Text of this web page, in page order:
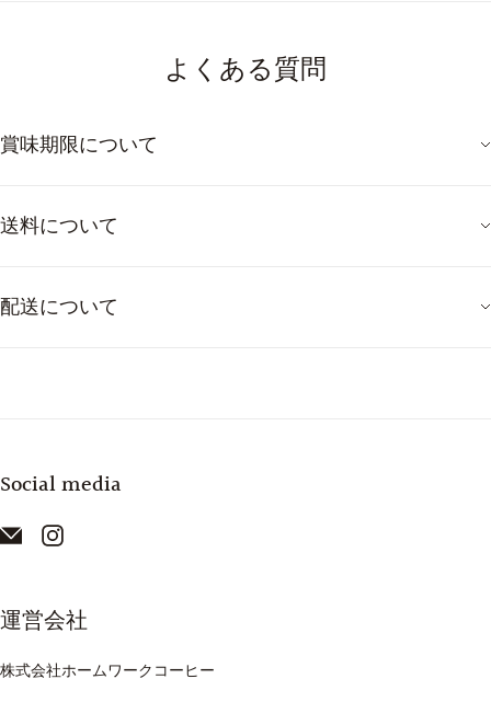
よくある質問
賞味期限について
送料について
配送について
Social media
運営会社
株式会社ホームワークコーヒー